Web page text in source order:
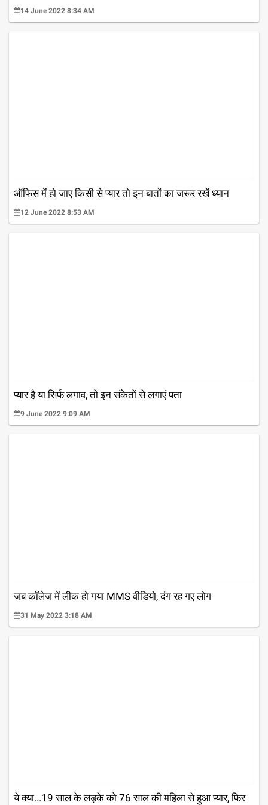
14 June 2022 8:34 AM
ऑफिस में हो जाए किसी से प्यार तो इन बातों का जरूर रखें ध्यान
12 June 2022 8:53 AM
प्यार है या सिर्फ लगाव, तो इन संकेतों से लगाएं पता
9 June 2022 9:09 AM
जब कॉलेज में लीक हो गया MMS वीडियो, दंग रह गए लोग
31 May 2022 3:18 AM
ये क्या...19 साल के लड़के को 76 साल की महिला से हुआ प्यार, फिर